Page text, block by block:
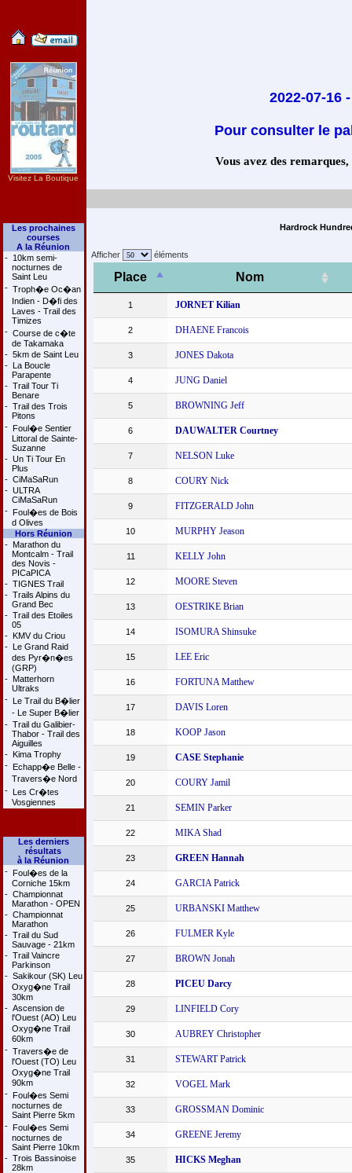
Visitez La Boutique
Les prochaines
courses
A la Réunion
- 10km semi-
nocturnes de
Saint Leu
- Troph�e Oc�an
Indien - D�fi des
Laves - Trail des
Timizes
- Course de c�te
de Takamaka
- 5km de Saint Leu
- La Boucle
Parapente
- Trail Tour Ti
Benare
- Trail des Trois
Pitons
- Foul�e Sentier
Littoral de Sainte-
Suzanne
- Un Ti Tour En
Plus
- CiMaSaRun
- ULTRA
CiMaSaRun
- Foul�es de Bois
d Olives
Hors Réunion
- Marathon du
Montcalm - Trail
des Novis -
PICaPICA
- TIGNES Trail
- Trails Alpins du
Grand Bec
- Trail des Etoiles
05
- KMV du Criou
- Le Grand Raid
des Pyr�n�es
(GRP)
- Matterhorn
Ultraks
- Le Trail du B�lier
- Le Super B�lier
- Trail du Galibier-
Thabor - Trail des
Aiguilles
- Kima Trophy
- Echapp�e Belle -
Travers�e Nord
- Les Cr�tes
Vosgiennes
Les derniers
résultats
à la Réunion
- Foul�es de la
Corniche 15km
- Championnat
Marathon - OPEN
- Championnat
Marathon
- Trail du Sud
Sauvage - 21km
- Trail Vaincre
Parkinson
- Sakikour (SK) Leu
Oxyg�ne Trail
30km
- Ascension de
l'Ouest (AO) Leu
Oxyg�ne Trail
60km
- Travers�e de
l'Ouest (TO) Leu
Oxyg�ne Trail
90km
- Foul�es Semi
nocturnes de
Saint Pierre 5km
- Foul�es Semi
nocturnes de
Saint Pierre 10km
- Trois Bassinoise
28km
2022-07-16
Pour consulter le
Vous avez des
Hardrock
Afficher éléments
Place Nom
1 JORNET Kilian
2 DHAENE Francois
3 JONES Dakota
4 JUNG Daniel
5 BROWNING Jeff
6 DAUWALTER Courtney
7 NELSON Luke
8 COURY Nick
9 FITZGERALD John
10 MURPHY Jeason
11 KELLY John
12 MOORE Steven
13 OESTRIKE Brian
14 ISOMURA Shinsuke
15 LEE Eric
16 FORTUNA Matthew
17 DAVIS Loren
18 KOOP Jason
19 CASE Stephanie
20 COURY Jamil
21 SEMIN Parker
22 MIKA Shad
23 GREEN Hannah
24 GARCIA Patrick
25 URBANSKI Matthew
26 FULMER Kyle
27 BROWN Jonah
28 PICEU Darcy
29 LINFIELD Cory
30 AUBREY Christopher
31 STEWART Patrick
32 VOGEL Mark
33 GROSSMAN Dominic
34 GREENE Jeremy
35 HICKS Meghan